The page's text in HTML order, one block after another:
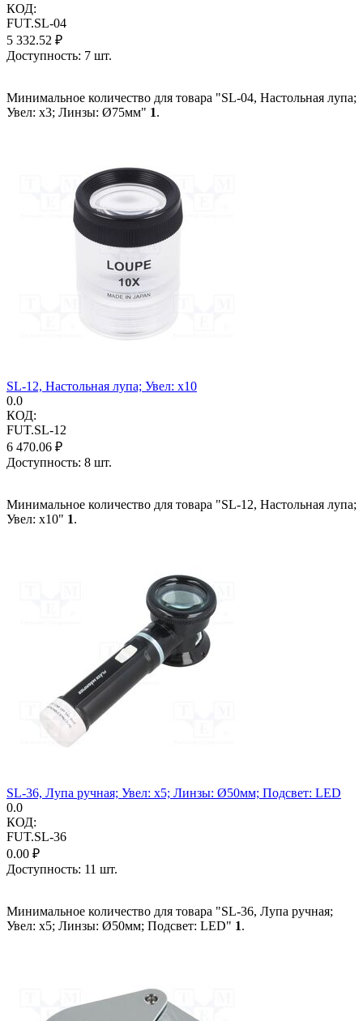
КОД:
FUT.SL-04
5 332.52 ₽
Доступность: 7 шт.
Минимальное количество для товара "SL-04, Настольная лупа;
Увел: x3; Линзы: Ø75мм" 1.
SL-12, Настольная лупа; Увел: x10
0.0
КОД:
FUT.SL-12
6 470.06 ₽
Доступность: 8 шт.
Минимальное количество для товара "SL-12, Настольная лупа;
Увел: x10" 1.
SL-36, Лупа ручная; Увел: x5; Линзы: Ø50мм; Подсвет: LED
0.0
КОД:
FUT.SL-36
0.00 ₽
Доступность: 11 шт.
Минимальное количество для товара "SL-36, Лупа ручная;
Увел: x5; Линзы: Ø50мм; Подсвет: LED" 1.